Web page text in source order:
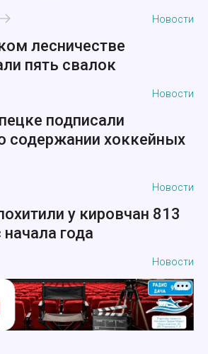
Новости
лесничестве
пять свалок
Новости
подписали
содержании хоккейных
Новости
у кировчан 813
года
Новости